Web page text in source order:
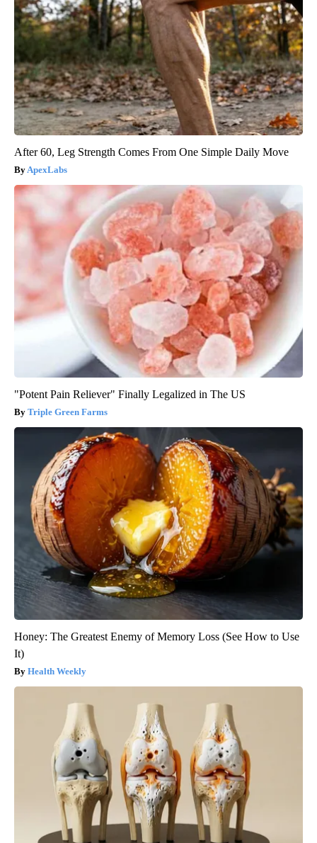
After 60, Leg Strength Comes From One Simple Daily Move
ApexLabs
"Potent Pain Reliever" Finally Legalized in The US
Triple Green Farms
Honey: The Greatest Enemy of Memory Loss (See How to Use
It)
Health Weekly